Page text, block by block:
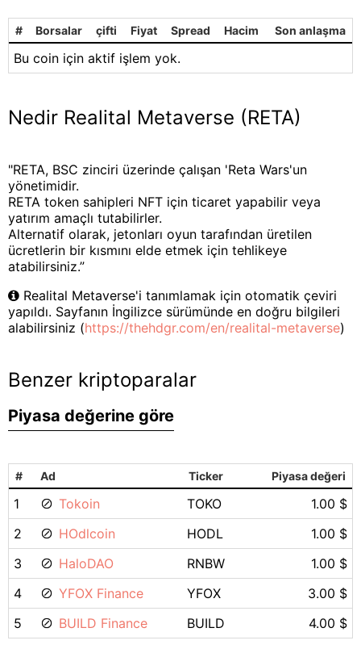
# Borsalar çifti Fiyat Spread Hacim Son anlaşma
Bu coin için aktif işlem yok.
Nedir Realital Metaverse (RETA)
"RETA, BSC zinciri üzerinde çalışan 'Reta Wars'un
yönetimidir.
RETA token sahipleri NFT için ticaret yapabilir veya
yatırım amaçlı tutabilirler.
Alternatif olarak, jetonları oyun tarafından üretilen
ücretlerin bir kısmını elde etmek için tehlikeye
atabilirsiniz.”
Realital Metaverse'i tanımlamak için otomatik çeviri
yapıldı. Sayfanın İngilizce sürümünde en doğru bilgileri
alabilirsiniz (https://thehdgr.com/en/realital-metaverse)
Benzer kriptoparalar
Piyasa değerine göre
# Ad Ticker Piyasa değeri
1 Tokoin TOKO
1.00 $
2
HOdlcoin HODL
1.00 $
3
HaloDAO RNBW
1.00 $
4
YFOX Finance YFOX
3.00 $
5
BUILD Finance BUILD 4.00 $